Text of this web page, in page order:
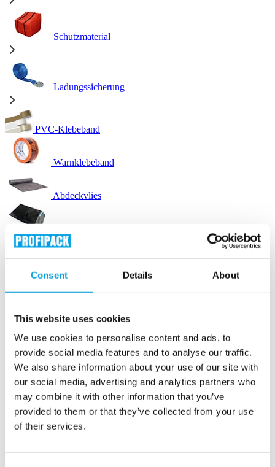
Consent Details About
This website uses cookies
We use cookies to personalise content and ads, to
provide social media features and to analyse our traffic.
We also share information about your use of our site with
our social media, advertising and analytics partners who
may combine it with other information that you’ve
provided to them or that they’ve collected from your use
of their services.
Schutzmaterial
Ladungssicherung
PVC-Klebeband
Warnklebeband
Abdeckvlies
Versandetiketten
Luftpolstertaschen
Versandtaschen karton
Lieferscheintaschen